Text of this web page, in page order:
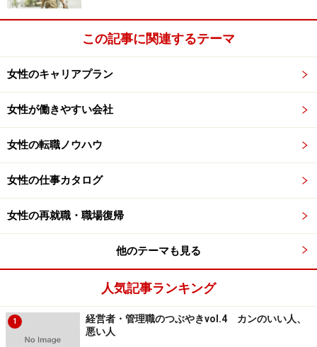
この記事に関連するテーマ
女性のキャリアプラン
女性が働きやすい会社
女性の転職ノウハウ
女性の仕事カタログ
女性の再就職・職場復帰
他のテーマも見る
人気記事ランキング
1
経営者・管理職のつぶやきvol.4 カンのいい人、
悪い人